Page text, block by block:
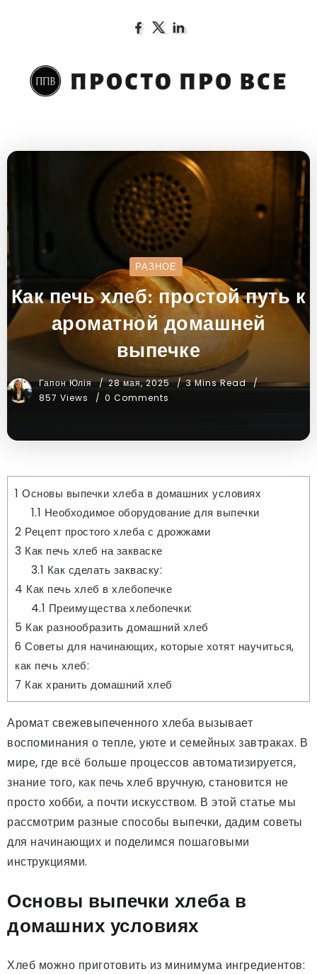
РАЗНОЕ
Как печь хлеб: простой путь к
ароматной домашней
выпечке
Гапон Юлія 28 мая, 2025
3 Mins Read
857 Views
0 Comments
1 Основы выпечки хлеба в домашних условиях
1.1 Необходимое оборудование для выпечки
2 Рецепт простого хлеба с дрожжами
3 Как печь хлеб на закваске
3.1 Как сделать закваску:
4 Как печь хлеб в хлебопечке
4.1 Преимущества хлебопечки:
5 Как разнообразить домашний хлеб
6 Советы для начинающих, которые хотят научиться,
как печь хлеб:
7 Как хранить домашний хлеб
Аромат свежевыпеченного хлеба вызывает
воспоминания о тепле, уюте и семейных завтраках. В
мире, где всё больше процессов автоматизируется,
знание того, как печь хлеб вручную, становится не
просто хобби, а почти искусством. В этой статье мы
рассмотрим разные способы выпечки, дадим советы
для начинающих и поделимся пошаговыми
инструкциями.
Основы выпечки хлеба в
домашних условиях
Хлеб можно приготовить из минимума ингредиентов: